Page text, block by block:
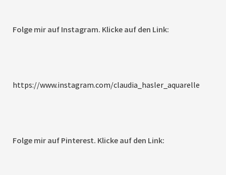
Folge mir auf Instagram. Klicke auf den Link:
https://www.instagram.com/claudia_hasler_aquarelle
Folge mir auf Pinterest. Klicke auf den Link: